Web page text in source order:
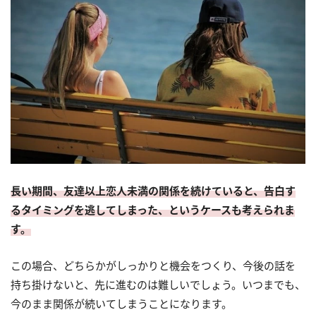
長い期間、友達以上恋人未満の関係を続けていると、告白す
るタイミングを逃してしまった、というケースも考えられま
す。
この場合、どちらかがしっかりと機会をつくり、今後の話を
持ち掛けないと、先に進むのは難しいでしょう。いつまでも、
今のまま関係が続いてしまうことになります。